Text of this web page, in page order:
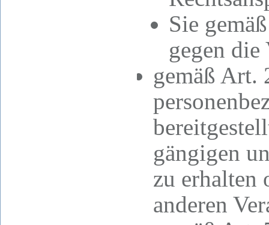
Sie
gegen die
gemäß Art.
gängigen
zu erhalten
anderen